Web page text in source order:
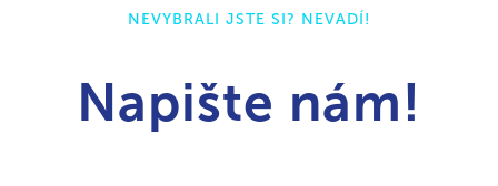
NEVYBRALI JSTE SI? NEVADÍ!
Napište nám!